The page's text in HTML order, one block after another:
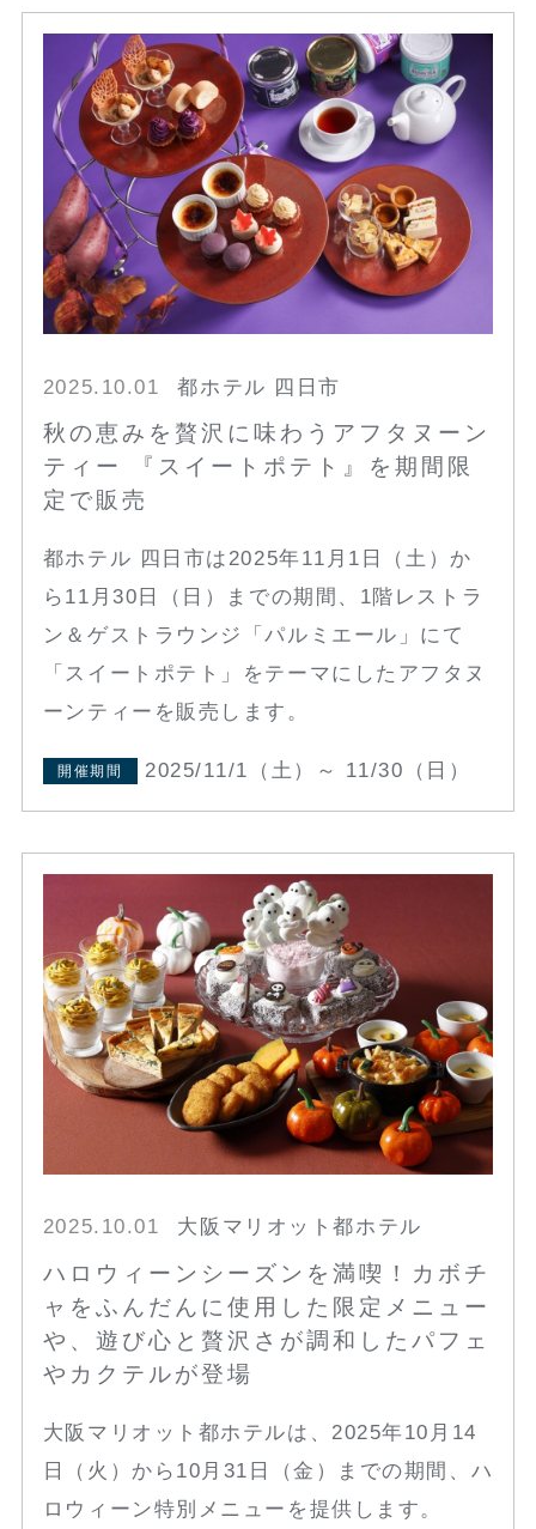
2025.10.01 都ホテル 四日市
秋の恵みを贅沢に味わうアフタヌーン
ティー 『スイートポテト』を期間限
定で販売
都ホテル 四日市は2025年11月1日（土）か
ら11月30日（日）までの期間、1階レストラ
ン＆ゲストラウンジ「パルミエール」にて
「スイートポテト」をテーマにしたアフタヌ
ーンティーを販売します。
開催期間 2025/11/1（土）～ 11/30（日）
2025.10.01 大阪マリオット都ホテル
ハロウィーンシーズンを満喫！カボチ
ャをふんだんに使用した限定メニュー
や、遊び心と贅沢さが調和したパフェ
やカクテルが登場
大阪マリオット都ホテルは、2025年10月14
日（火）から10月31日（金）までの期間、ハ
ロウィーン特別メニューを提供します。